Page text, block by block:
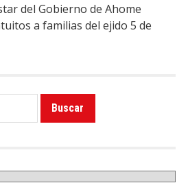
del Gobierno de Ahome
a familias del ejido 5 de